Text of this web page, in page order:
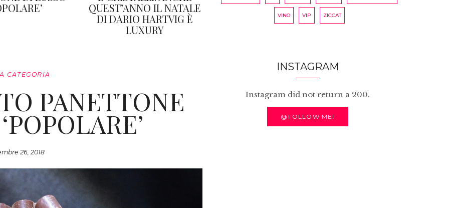
QUEST’ANNO IL NATALE
DI DARIO HARTVIG È
LUXURY
CATEGORIA
PANETTONE
26, 2018
VINO VIP ZICCAT
INSTAGRAM
Instagram did not return a 200.
@FOLLOW ME!